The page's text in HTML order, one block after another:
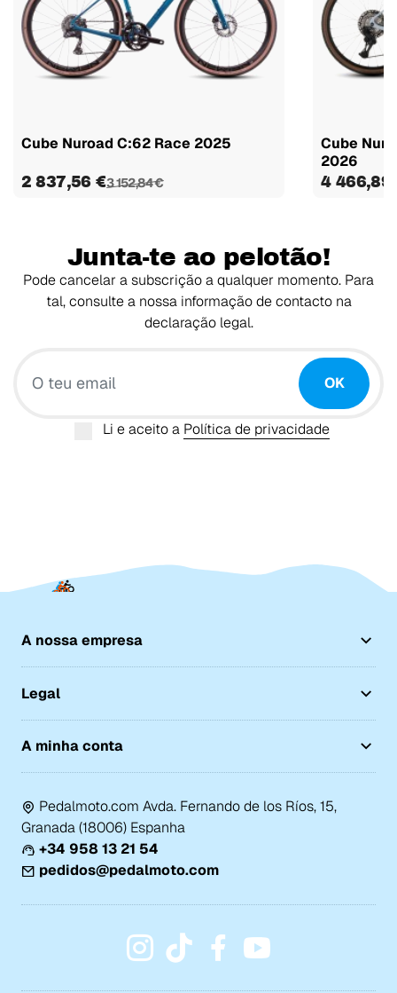
Cube Nuroad C:62 Race 2025
2 837,56 €3 152,84 €
Cube
2026
4 466,89
Junta-te ao pelotão!
Pode cancelar a subscrição a qualquer momento. Para
tal, consulte a nossa informação de contacto na
declaração legal.
OK
Li e aceito a Política de privacidade
A nossa empresa
Legal
A minha conta
Pedalmoto.com Avda. Fernando de los Ríos, 15,
Granada (18006) Espanha
+34 958 13 21 54
pedidos@pedalmoto.com